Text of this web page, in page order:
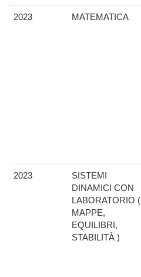
2023 MATEMATICA
2023
SISTEMI
DINAMICI CON
LABORATORIO (
MAPPE,
EQUILIBRI,
STABILITÀ )